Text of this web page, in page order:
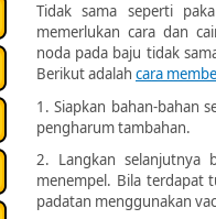
Tidak sama seperti
memerlukan cara dan
noda pada baju tidak
Berikut adalah cara
1. Siapkan bahan-bahan
pengharum tambahan.
2. Langkan selanjutnya
menempel. Bila terdapat
padatan menggunakan